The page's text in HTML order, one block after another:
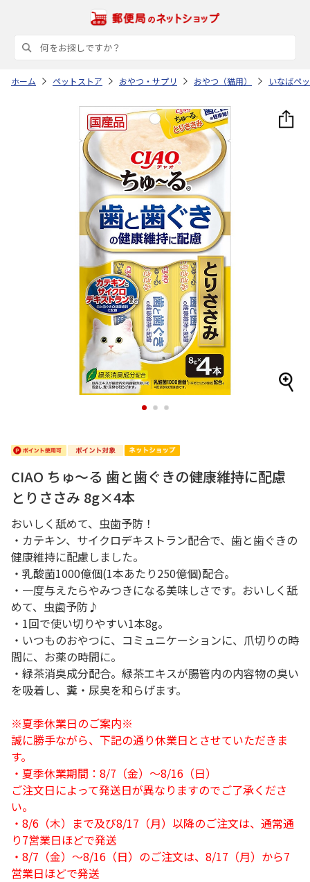
ホーム ペットストア おやつ・サプリ おやつ（猫用） いなばペ
1 2 3
CIAO ちゅ～る 歯と歯ぐきの健康維持に配慮
とりささみ 8g×4本
おいしく舐めて、虫歯予防！
・カテキン、サイクロデキストラン配合で、歯と歯ぐきの
健康維持に配慮しました。
・乳酸菌1000億個(1本あたり250億個)配合。
・一度与えたらやみつきになる美味しさです。おいしく舐
めて、虫歯予防♪
・1回で使い切りやすい1本8g。
・いつものおやつに、コミュニケーションに、爪切りの時
間に、お薬の時間に。
・緑茶消臭成分配合。緑茶エキスが腸管内の内容物の臭い
を吸着し、糞・尿臭を和らげます。
※夏季休業日のご案内※
誠に勝手ながら、下記の通り休業日とさせていただきま
す。
・夏季休業期間：8/7（金）～8/16（日）
ご注文日によって発送日が異なりますのでご了承くださ
い。
・8/6（木）まで及び8/17（月）以降のご注文は、通常通
り7営業日ほどで発送
・8/7（金）～8/16（日）のご注文は、8/17（月）から7
営業日ほどで発送